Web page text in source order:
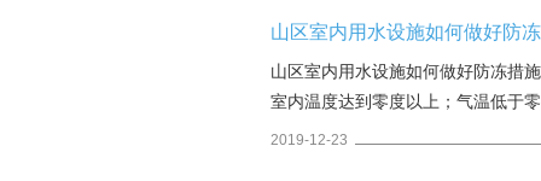
山区室内用水设施如何做好防
山区室内用水设施如何做好防冻
室内温度达到零度以上；气温低于
冻结。
2019-12-23